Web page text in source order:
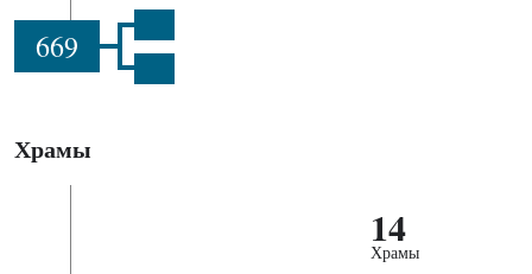
669
Храмы
14
Храмы